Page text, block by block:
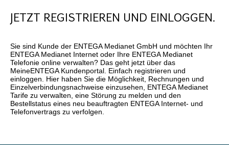
JETZT REGISTRIEREN UND EINLOGGEN.
Sie sind Kunde der ENTEGA Medianet GmbH und möchten Ihr
ENTEGA Medianet Internet oder Ihre ENTEGA Medianet
Telefonie online verwalten? Das geht jetzt über das
MeineENTEGA Kundenportal. Einfach registrieren und
einloggen. Hier haben Sie die Möglichkeit, Rechnungen und
Einzelverbindungsnachweise einzusehen, ENTEGA Medianet
Tarife zu verwalten, eine Störung zu melden und den
Bestellstatus eines neu beauftragten ENTEGA Internet- und
Telefonvertrags zu verfolgen.